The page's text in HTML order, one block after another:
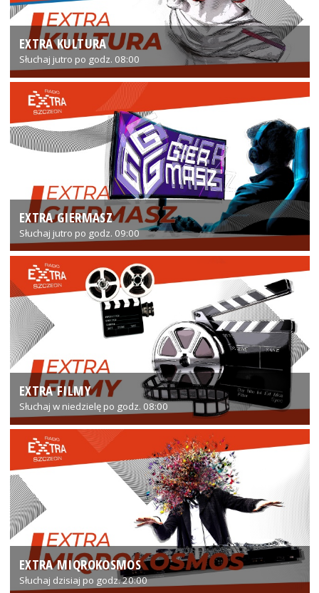
EXTRA KULTURA
Słuchaj jutro po godz. 08:00
EXTRA GIERMASZ
Słuchaj jutro po godz. 09:00
EXTRA FILMY
Słuchaj w niedzielę po godz. 08:00
EXTRA MIQROKOSMOS
Słuchaj dzisiaj po godz. 20:00